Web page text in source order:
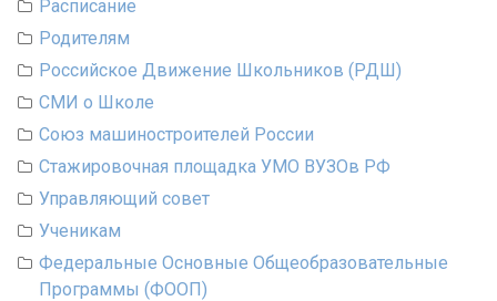
Расписание
Родителям
Российское Движение Школьников (РДШ)
СМИ о Школе
Союз машиностроителей России
Стажировочная площадка УМО ВУЗОв РФ
Управляющий совет
Ученикам
Федеральные Основные Общеобразовательные
Программы (ФООП)